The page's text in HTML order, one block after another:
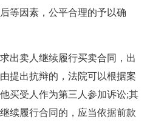
等因素，公平合理的予以确
出卖人继续履行买卖合同，出
提出抗辩的，法院可以根据案
买受人作为第三人参加诉讼;其
续履行合同的，应当依据前款